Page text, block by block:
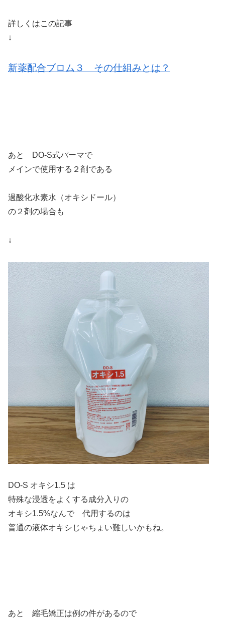
詳しくはこの記事
↓
新薬配合ブロム３ その仕組みとは？
あと DO-S式パーマで
メインで使用する２剤である
過酸化水素水（オキシドール）
の２剤の場合も
↓
DO-S オキシ1.5 は
特殊な浸透をよくする成分入りの
オキシ1.5%なんで 代用するのは
普通の液体オキシじゃちょい難しいかもね。
あと 縮毛矯正は例の件があるので